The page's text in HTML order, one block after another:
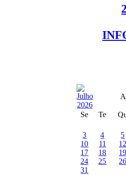
Se Te
3 4
5
10
11
17
18
24
25
31